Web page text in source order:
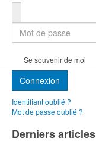
Se souvenir de moi
Connexion
Identifiant oublié ?
Mot de passe oublié ?
Derniers articles